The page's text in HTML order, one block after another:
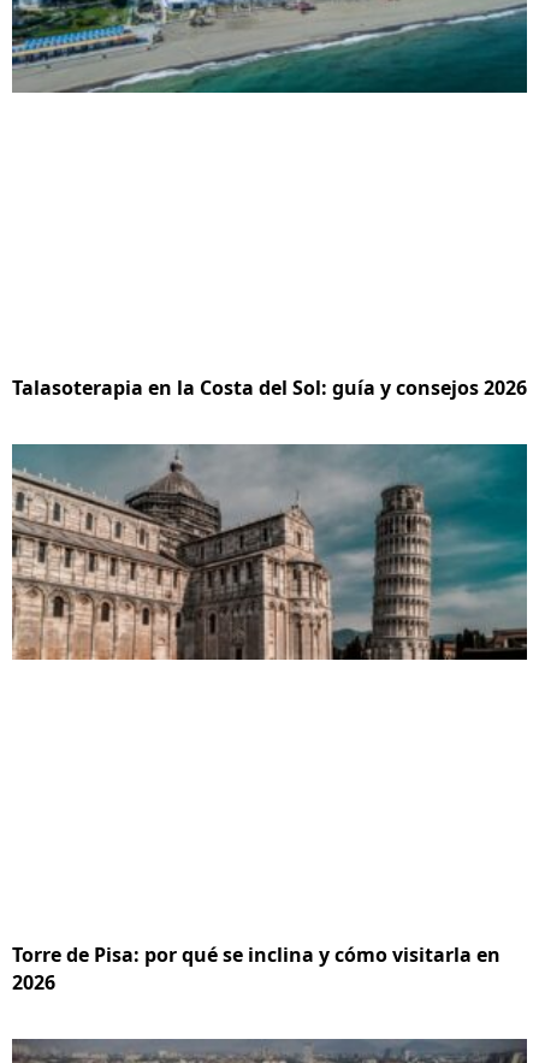
Talasoterapia en la Costa del Sol: guía y consejos 2026
Torre de Pisa: por qué se inclina y cómo visitarla en
2026